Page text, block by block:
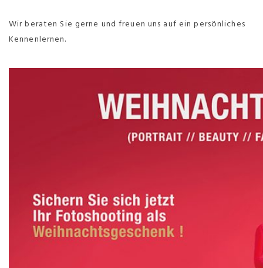
Wir beraten Sie gerne und freuen uns auf ein persönliches
Kennenlernen.